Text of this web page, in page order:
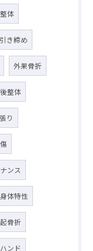
体
き締め
外果骨折
整体
り
ンス
身体特性
骨折
ンド